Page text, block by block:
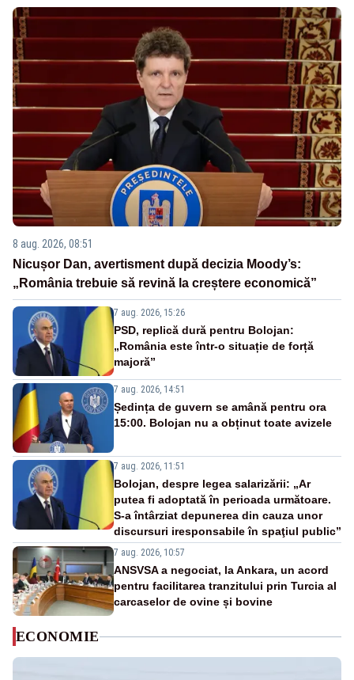
8 aug. 2026, 08:51
Nicușor Dan, avertisment după decizia Moody’s:
„România trebuie să revină la creștere economică”
7 aug. 2026, 15:26
PSD, replică dură pentru Bolojan:
„România este într-o situație de forță
majoră”
7 aug. 2026, 14:51
Ședința de guvern se amână pentru ora
15:00. Bolojan nu a obținut toate avizele
7 aug. 2026, 11:51
Bolojan, despre legea salarizării: „Ar
putea fi adoptată în perioada următoare.
S-a întârziat depunerea din cauza unor
discursuri iresponsabile în spaţiul public”
7 aug. 2026, 10:57
ANSVSA a negociat, la Ankara, un acord
pentru facilitarea tranzitului prin Turcia al
carcaselor de ovine și bovine
ECONOMIE